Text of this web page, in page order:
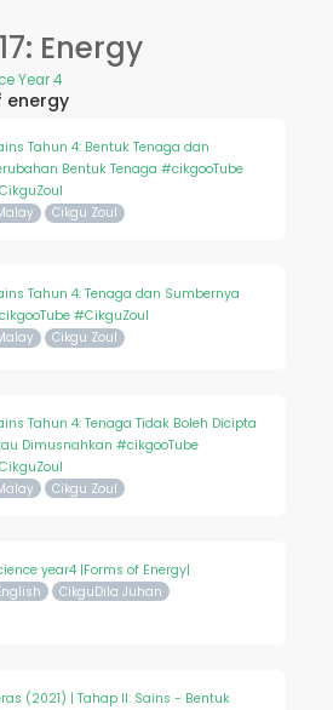
Energy
Year 4
energy
Tahun 4: Bentuk Tenaga dan
Bentuk Tenaga #cikgooTube
Cikgu Zoul
Tahun 4: Tenaga dan Sumbernya
#CikguZoul
Cikgu Zoul
Tahun 4: Tenaga Tidak Boleh Dicipta
Dimusnahkan #cikgooTube
Cikgu Zoul
year4 |Forms of Energy|
CikguDila Juhan
(2021) | Tahap II: Sains - Bentuk